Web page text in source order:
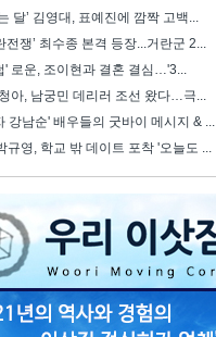
달’ 김영대, 표예진에 깜짝 고백...
전쟁’ 최수종 본격 등장...거란군 2...
' 로운, 조이현과 결혼 결심…'3...
아, 남궁민 데리러 조선 왔다…극...
강남순' 배우들의 굿바이 메시지 & ...
규영, 학교 밖 데이트 포착 '오늘도 ...